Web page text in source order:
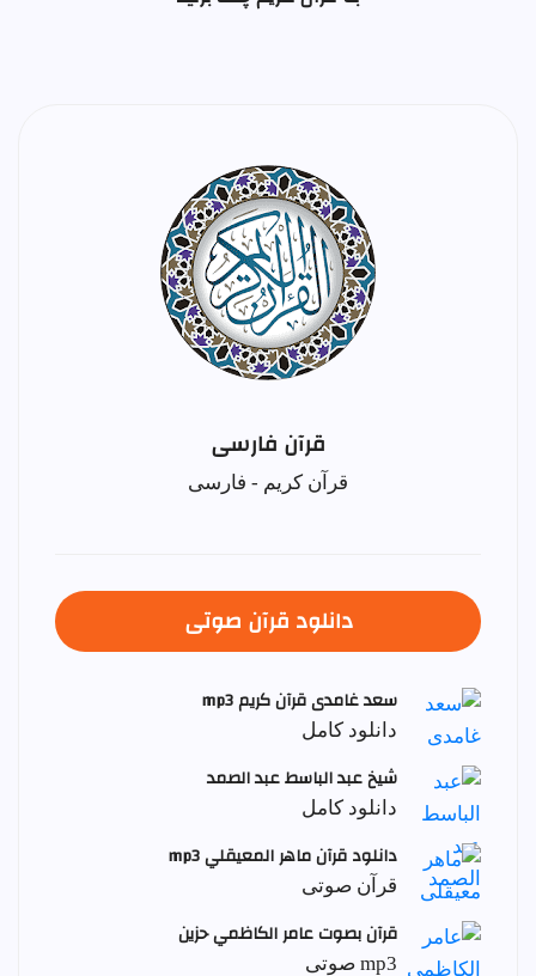
قرآن فارسی
قرآن کریم - فارسی
دانلود قرآن صوتی
سعد غامدی قرآن کریم mp3
دانلود کامل
شيخ عبد الباسط عبد الصمد
دانلود کامل
دانلود قرآن ماهر المعيقلي mp3
قرآن صوتی
قرآن بصوت عامر الكاظمي حزين
mp3 صوتی